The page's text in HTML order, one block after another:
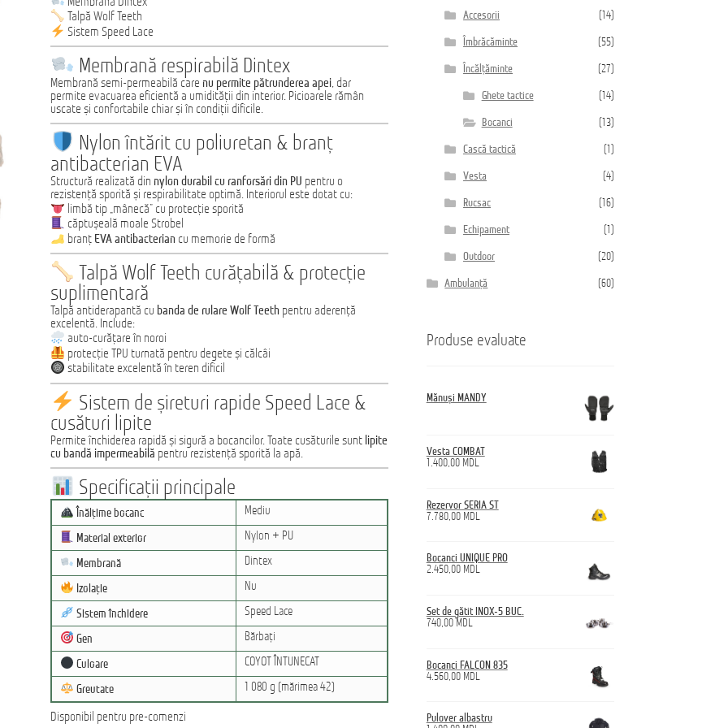
Membrană Dintex
Talpă Wolf Teeth
Sistem Speed Lace
Membrană respirabilă Dintex
Membrană semi-permeabilă care nu permite pătrunderea apei, dar
permite evacuarea eficientă a umidității din interior. Picioarele rămân
uscate și confortabile chiar și în condiții dificile.
Nylon întărit cu poliuretan & branț
antibacterian EVA
Structură realizată din nylon durabil cu ranforsări din PU pentru o
rezistență sporită și respirabilitate optimă. Interiorul este dotat cu:
limbă tip „mânecă” cu protecție sporită
căptușeală moale Strobel
branț EVA antibacterian cu memorie de formă
Talpă Wolf Teeth curățabilă & protecție
suplimentară
Talpă antiderapantă cu banda de rulare Wolf Teeth pentru aderență
excelentă. Include:
auto-curățare în noroi
protecție TPU turnată pentru degete și călcâi
stabilitate excelentă în teren dificil
Sistem de șireturi rapide Speed Lace &
cusături lipite
Permite închiderea rapidă și sigură a bocancilor. Toate cusăturile sunt lipite
cu bandă impermeabilă pentru rezistență sporită la apă.
Specificații principale
Înălțime bocanc Mediu
Material exterior Nylon + PU
Membrană Dintex
Izolație Nu
Sistem închidere Speed Lace
Gen Bărbați
Culoare COYOT ÎNTUNECAT
Greutate 1 080 g (mărimea 42)
Disponibil pentru pre-comenzi
Accesorii (14)
Îmbrăcăminte (55)
Încălțăminte (27)
Ghete tactice (14)
Bocanci (13)
Cască tactică
Vesta (4)
Rucsac (16)
Echipament
Outdoor (20)
Ambulanță (60)
Produse evaluate
Mănuși MANDY
Vesta COMBAT
1.400,00 MDL
Rezervor SERIA ST
7.780,00 MDL
Bocanci UNIQUE PRO
2.450,00 MDL
Set de gătit INOX-5 BUC.
740,00 MDL
Bocanci FALCON 835
4.560,00 MDL
Pulover albastru